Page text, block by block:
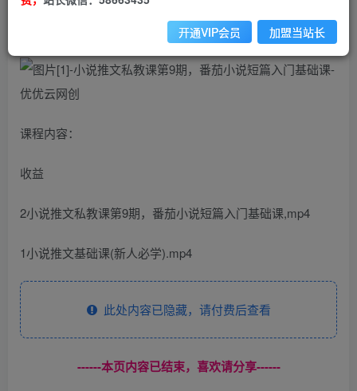
小说推文私教课第9期，番茄小说短篇入门基础课
课程内容：
收益
2小说推文私教课第9期，番茄小说短篇入门基础课,mp4
1小说推文基础课(新人必学).mp4
此处内容已隐藏，请付费后查看
------本页内容已结束，喜欢请分享------
开通VIP会员 加盟当站长